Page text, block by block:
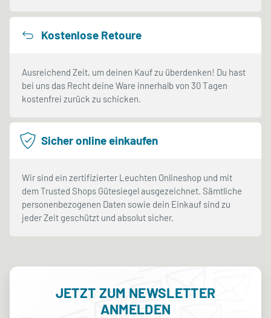
Kostenlose Retoure
Ausreichend Zeit, um deinen Kauf zu überdenken! Du hast
bei uns das Recht deine Ware innerhalb von 30 Tagen
kostenfrei zurück zu schicken.
Sicher online einkaufen
Wir sind ein zertifizierter Leuchten Onlineshop und mit
dem Trusted Shops Gütesiegel ausgezeichnet. Sämtliche
personenbezogenen Daten sowie dein Einkauf sind zu
jeder Zeit geschützt und absolut sicher.
JETZT ZUM NEWSLETTER
ANMELDEN